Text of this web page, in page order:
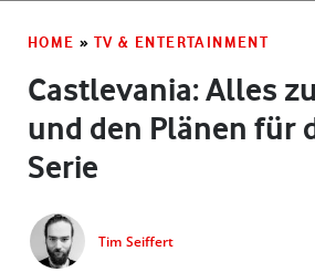
HOME » TV & ENTERTAINMENT
Castlevania: Alles
und den Plänen für
Serie
Tim Seiffert